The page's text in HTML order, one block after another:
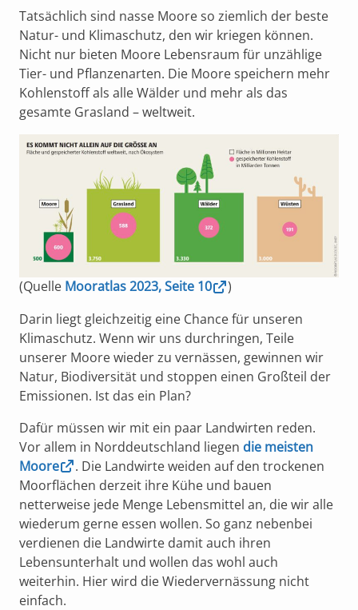
Tatsächlich sind nasse Moore so ziemlich der beste
Natur- und Klimaschutz, den wir kriegen können.
Nicht nur bieten Moore Lebensraum für unzählige
Tier- und Pflanzenarten. Die Moore speichern mehr
Kohlenstoff als alle Wälder und mehr als das
gesamte Grasland – weltweit.
(Quelle Mooratlas 2023, Seite 10
)
Darin liegt gleichzeitig eine Chance für unseren
Klimaschutz. Wenn wir uns durchringen, Teile
unserer Moore wieder zu vernässen, gewinnen wir
Natur, Biodiversität und stoppen einen Großteil der
Emissionen. Ist das ein Plan?
Dafür müssen wir mit ein paar Landwirten reden.
Vor allem in Norddeutschland liegen die meisten
Moore
. Die Landwirte weiden auf den trockenen
Moorflächen derzeit ihre Kühe und bauen
netterweise jede Menge Lebensmittel an, die wir alle
wiederum gerne essen wollen. So ganz nebenbei
verdienen die Landwirte damit auch ihren
Lebensunterhalt und wollen das wohl auch
weiterhin. Hier wird die Wiedervernässung nicht
einfach.